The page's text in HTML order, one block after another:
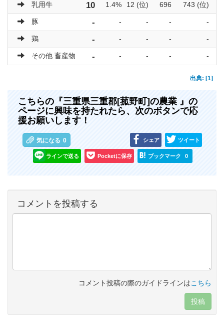
乳用牛 10 1.4% 12 (位) 696 743 (位)
豚 - - - - -
鶏 - - - - -
その他 畜産物 - - - - -
出典: [1]
こちらの『三重県三重郡[菰野町]の農業 』の
ページに興味を持たれたら、次のボタンで応
援お願いします！
気になる 0 シェア ツイート
ラインで送る Pocketに保存 ブックマーク 0
コメントを投稿する
コメント投稿の際のガイドラインはこちら
投稿